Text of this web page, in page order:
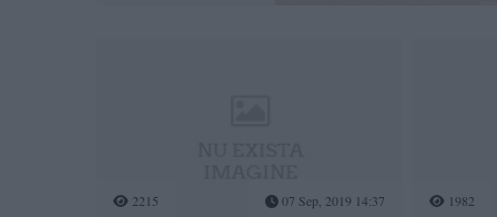
2215 07 Sep, 2019 14:37 1982